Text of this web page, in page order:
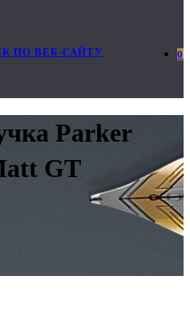
0
ПО ВЕБ-САЙТУ
Parker
GT